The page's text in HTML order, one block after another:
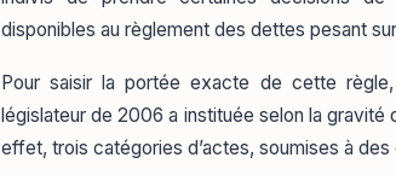
disponibles au règlement des dettes pesant sur
Pour saisir la portée exacte de cette
législateur de 2006 a instituée selon la gravité
effet, trois catégories d’actes, soumises à